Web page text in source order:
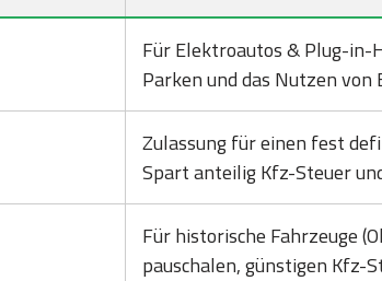
Für Elektroautos & Plug-
Parken und das Nutzen von
Zulassung für einen fest
Spart anteilig Kfz-Steuer
Für historische Fahrzeuge
pauschalen, günstigen Kfz-